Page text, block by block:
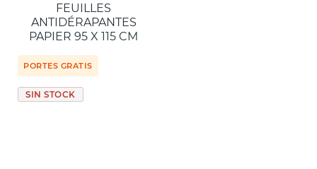
FEUILLES
ANTIDÉRAPANTES
PAPIER 95 X 115 CM
PORTES GRATIS
SIN STOCK